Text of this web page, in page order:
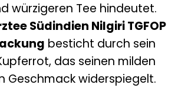
würzigeren Tee hindeutet.
Südindien Nilgiri TGFOP
besticht durch sein
das seinen milden
Geschmack widerspiegelt.